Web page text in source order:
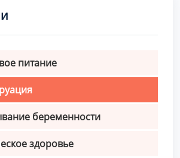
питание
беременности
здоровье